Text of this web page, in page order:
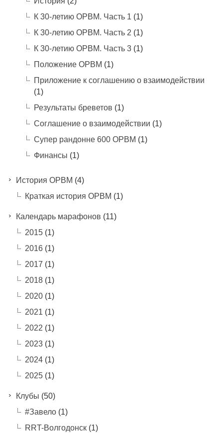
К 30-летию ОРВМ. Часть 1 (1)
К 30-летию ОРВМ. Часть 2 (1)
К 30-летию ОРВМ. Часть 3(1)
Положение ОРВМ (1)
Приложение к соглашению о взаимодействии
(1)
Результаты бреветов (1)
Соглашение о взаимодействии (1)
Супер рандонне 600 ОРВМ (1)
Финансы (1)
История ОРВМ (4)
Краткая история ОРВМ (1)
Календарь марафонов (11)
2015(1)
2016(1)
2017 (1)
2018(1)
2020(1)
2021 (1)
2022 (1)
2023(1)
2024(1)
2025(1)
Клубы (50)
#Завело(1)
RRT-Волгодонск(1)